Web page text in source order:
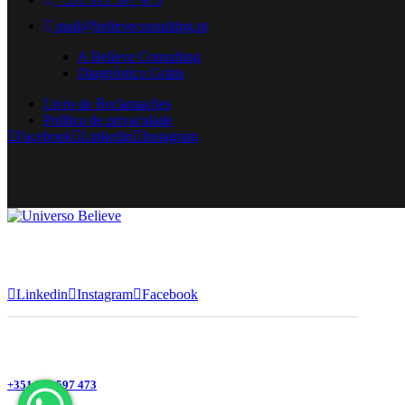
mail@believeconsulting.pt
A Believe Consulting
Diagnóstico Grátis
Livro de Reclamações
Política de privacidade
Facebook Linkedin Instagram
Linkedin Instagram Facebook
+351 911 597 473